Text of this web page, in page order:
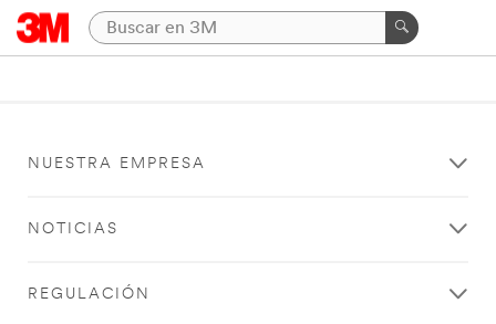
NUESTRA EMPRESA
NOTICIAS
REGULACIÓN